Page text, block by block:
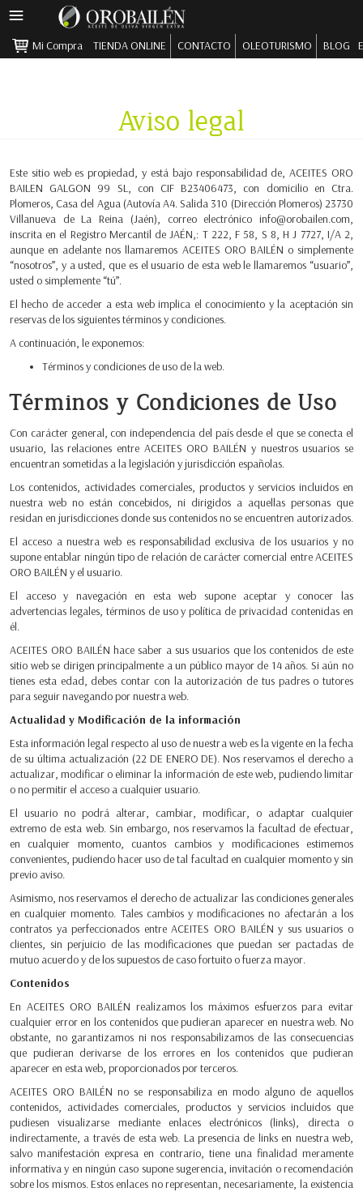
MENÚ
PRINCIPAL
Mi Compra
TIENDA ONLINE CONTACTO OLEOTURISMO BLOG
Aviso legal
Este sitio web es propiedad, y está bajo responsabilidad de, ACEITES ORO
BAILEN GALGON 99 SL, con CIF B23406473, con domicilio en Ctra.
Plomeros, Casa del Agua (Autovía A4. Salida 310 (Dirección Plomeros) 23730
Villanueva de La Reina (Jaén), correo electrónico info@orobailen.com,
inscrita en el Registro Mercantil de JAÉN,: T 222, F 58, S 8, H J 7727, I/A 2,
aunque en adelante nos llamaremos ACEITES ORO BAILÉN o simplemente
“nosotros”, y a usted, que es el usuario de esta web le llamaremos “usuario”,
usted o simplemente “tú”.
El hecho de acceder a esta web implica el conocimiento y la aceptación sin
reservas de los siguientes términos y condiciones.
A continuación, le exponemos:
Términos y condiciones de uso de la web.
Términos y Condiciones de Uso
Con carácter general, con independencia del país desde el que se conecta el
usuario, las relaciones entre ACEITES ORO BAILÉN y nuestros usuarios se
encuentran sometidas a la legislación y jurisdicción españolas.
Los contenidos, actividades comerciales, productos y servicios incluidos en
nuestra web no están concebidos, ni dirigidos a aquellas personas que
residan en jurisdicciones donde sus contenidos no se encuentren autorizados.
El acceso a nuestra web es responsabilidad exclusiva de los usuarios y no
supone entablar ningún tipo de relación de carácter comercial entre ACEITES
ORO BAILÉN y el usuario.
El acceso y navegación en esta web supone aceptar y conocer las
advertencias legales, términos de uso y política de privacidad contenidas en
él.
ACEITES ORO BAILÉN hace saber a sus usuarios que los contenidos de este
sitio web se dirigen principalmente a un público mayor de 14 años. Si aún no
tienes esta edad, debes contar con la autorización de tus padres o tutores
para seguir navegando por nuestra web.
Actualidad y Modificación de la información
Esta información legal respecto al uso de nuestra web es la vigente en la fecha
de su última actualización (22 DE ENERO DE). Nos reservamos el derecho a
actualizar, modificar o eliminar la información de este web, pudiendo limitar
o no permitir el acceso a cualquier usuario.
El usuario no podrá alterar, cambiar, modificar, o adaptar cualquier
extremo de esta web. Sin embargo, nos reservamos la facultad de efectuar,
en cualquier momento, cuantos cambios y modificaciones estimemos
convenientes, pudiendo hacer uso de tal facultad en cualquier momento y sin
previo aviso.
Asimismo, nos reservamos el derecho de actualizar las condiciones generales
en cualquier momento. Tales cambios y modificaciones no afectarán a los
contratos ya perfeccionados entre ACEITES ORO BAILÉN y sus usuarios o
clientes, sin perjuicio de las modificaciones que puedan ser pactadas de
mutuo acuerdo y de los supuestos de caso fortuito o fuerza mayor.
Contenidos
En ACEITES ORO BAILÉN realizamos los máximos esfuerzos para evitar
cualquier error en los contenidos que pudieran aparecer en nuestra web. No
obstante, no garantizamos ni nos responsabilizamos de las consecuencias
que pudieran derivarse de los errores en los contenidos que pudieran
aparecer en esta web, proporcionados por terceros.
ACEITES ORO BAILÉN no se responsabiliza en modo alguno de aquellos
contenidos, actividades comerciales, productos y servicios incluidos que
pudiesen visualizarse mediante enlaces electrónicos (links), directa o
indirectamente, a través de esta web. La presencia de links en nuestra web,
salvo manifestación expresa en contrario, tiene una finalidad meramente
informativa y en ningún caso supone sugerencia, invitación o recomendación
sobre los mismos. Estos enlaces no representan, necesariamente, la existencia